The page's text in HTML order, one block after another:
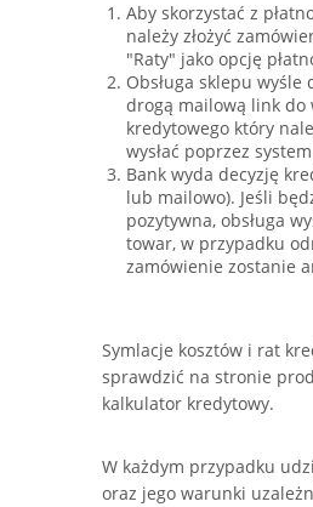
Aby skorzystać z
należy złożyć
"Raty" jako opcję
Obsługa sklepu wyśle
drogą mailową link do
kredytowego który
wysłać poprzez
Bank wyda decyzję
lub mailowo). Jeśli
pozytywna, obsługa
towar, w przypadku
zamówienie zostanie
Symlacje kosztów i rat
sprawdzić na stronie
kalkulator kredytowy.
W każdym przypadku
oraz jego warunki